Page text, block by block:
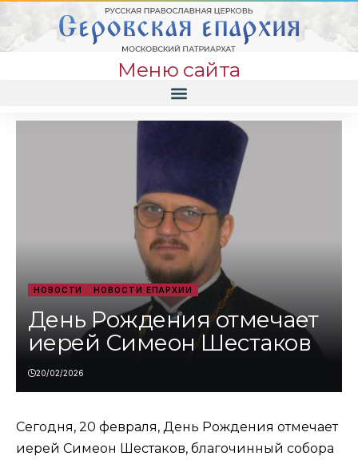
Меню сайта
НОВОСТИ НОВОСТИ ЕПАРХИИ
День Рождения отмечает
иерей Симеон Шестаков
20/02/2026
Сегодня, 20 февраля, День Рождения отмечает
иерей Симеон Шестаков, благочинный собора